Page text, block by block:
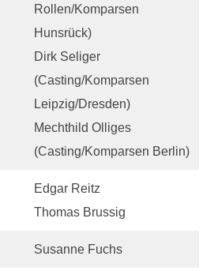
Rollen/Komparsen
Hunsrück)
Dirk Seliger
(Casting/Komparsen
Leipzig/Dresden)
Mechthild Olliges
(Casting/Komparsen Berlin)
Edgar Reitz
Thomas Brussig
Susanne Fuchs